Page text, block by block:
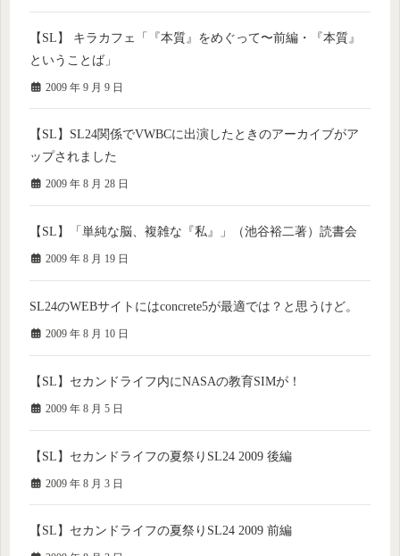
【SL】 キラカフェ「『本質』をめぐって〜前編・『本質』
ということば」
2009 年 9 月 9 日
【SL】SL24関係でVWBCに出演したときのアーカイブがア
ップされました
2009 年 8 月 28 日
【SL】「単純な脳、複雑な『私』」（池谷裕二著）読書会
2009 年 8 月 19 日
SL24のWEBサイトにはconcrete5が最適では？と思うけど。
2009 年 8 月 10 日
【SL】セカンドライフ内にNASAの教育SIMが！
2009 年 8 月 5 日
【SL】セカンドライフの夏祭りSL24 2009 後編
2009 年 8 月 3 日
【SL】セカンドライフの夏祭りSL24 2009 前編